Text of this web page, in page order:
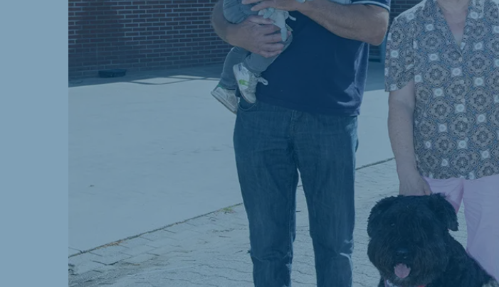
Brasil Ukraine (Koudijs)